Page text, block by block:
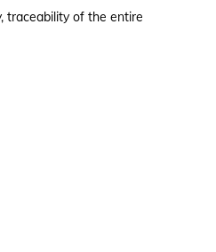
traceability of the entire